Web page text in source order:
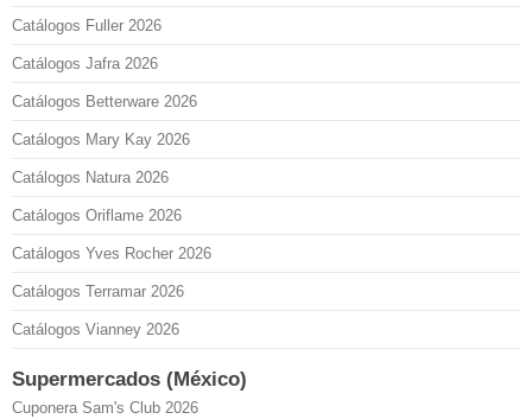
Catálogos Fuller 2026
Catálogos Jafra 2026
Catálogos Betterware 2026
Catálogos Mary Kay 2026
Catálogos Natura 2026
Catálogos Oriflame 2026
Catálogos Yves Rocher 2026
Catálogos Terramar 2026
Catálogos Vianney 2026
Supermercados (México)
Cuponera Sam's Club 2026